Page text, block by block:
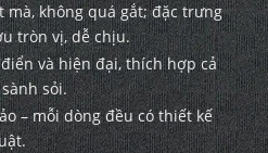
mà, không quá gắt; đặc trưng
tròn vị, dễ chịu.
và hiện đại, thích hợp cả
sỏi.
– mỗi dòng đều có thiết kế